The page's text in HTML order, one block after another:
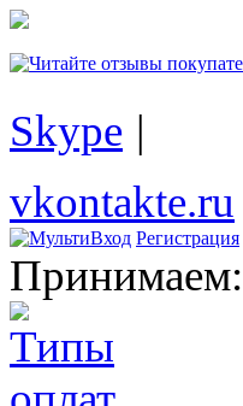
Skype |
vkontakte.ru
Регистрация
Принимаем: